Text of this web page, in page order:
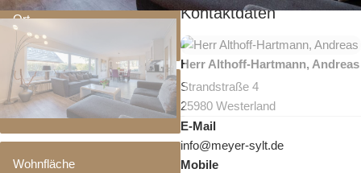
Verwaltung
Wissenswertes
Glossar
Ort
Westerland
Objektnummer
MS-167
Wohnfläche
Kontaktdaten
Herr Althoff-Hartmann, Andreas
Strandstraße 4
25980 Westerland
E-Mail
info@meyer-sylt.de
Mobile